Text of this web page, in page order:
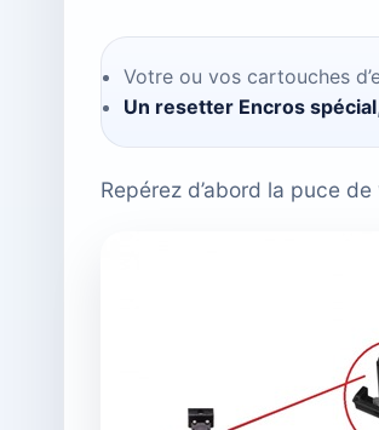
Votre ou vos cartouches
Un resetter Encros spécial
Repérez d’abord la puce